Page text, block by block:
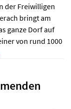
der Freiwilligen
bringt am
ganze Dorf auf
von rund 1000